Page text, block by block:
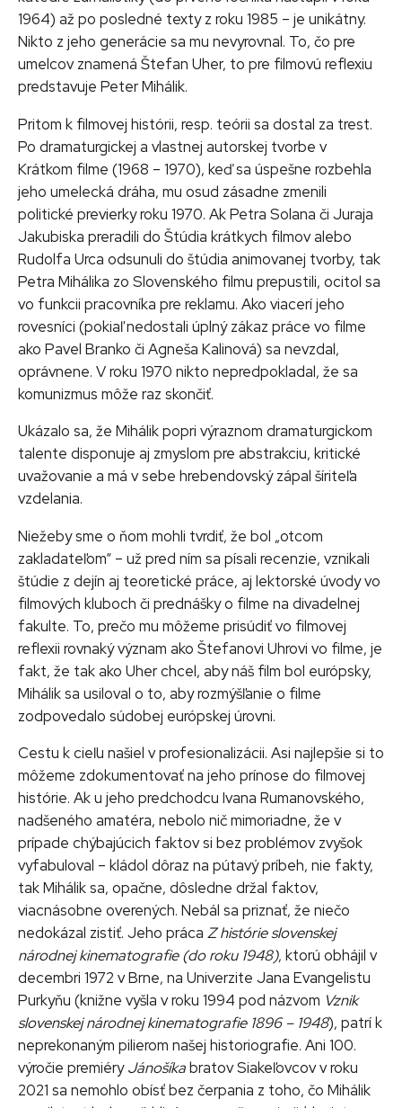
1964) až po posledné texty z roku 1985 – je unikátny.
Nikto z jeho generácie sa mu nevyrovnal. To, čo pre
umelcov znamená Štefan Uher, to pre filmovú reflexiu
predstavuje Peter Mihálik.
Pritom k filmovej histórii, resp. teórii sa dostal za trest.
Po dramaturgickej a vlastnej autorskej tvorbe v
Krátkom filme (1968 – 1970), keď sa úspešne rozbehla
jeho umelecká dráha, mu osud zásadne zmenili
politické previerky roku 1970. Ak Petra Solana či Juraja
Jakubiska preradili do Štúdia krátkych filmov alebo
Rudolfa Urca odsunuli do štúdia animovanej tvorby, tak
Petra Mihálika zo Slovenského filmu prepustili, ocitol sa
vo funkcii pracovníka pre reklamu. Ako viacerí jeho
rovesníci (pokiaľ nedostali úplný zákaz práce vo filme
ako Pavel Branko či Agneša Kalinová) sa nevzdal,
oprávnene. V roku 1970 nikto nepredpokladal, že sa
komunizmus môže raz skončiť.
Ukázalo sa, že Mihálik popri výraznom dramaturgickom
talente disponuje aj zmyslom pre abstrakciu, kritické
uvažovanie a má v sebe hrebendovský zápal šíriteľa
vzdelania.
Niežeby sme o ňom mohli tvrdiť, že bol „otcom
zakladateľom“ – už pred ním sa písali recenzie, vznikali
štúdie z dejín aj teoretické práce, aj lektorské úvody vo
filmových kluboch či prednášky o filme na divadelnej
fakulte. To, prečo mu môžeme prisúdiť vo filmovej
reflexii rovnaký význam ako Štefanovi Uhrovi vo filme, je
fakt, že tak ako Uher chcel, aby náš film bol európsky,
Mihálik sa usiloval o to, aby rozmýšľanie o filme
zodpovedalo súdobej európskej úrovni.
Cestu k cieľu našiel v profesionalizácii. Asi najlepšie si to
môžeme zdokumentovať na jeho prínose do filmovej
histórie. Ak u jeho predchodcu Ivana Rumanovského,
nadšeného amatéra, nebolo nič mimoriadne, že v
prípade chýbajúcich faktov si bez problémov zvyšok
vyfabuloval – kládol dôraz na pútavý príbeh, nie fakty,
tak Mihálik sa, opačne, dôsledne držal faktov,
viacnásobne overených. Nebál sa priznať, že niečo
nedokázal zistiť. Jeho práca Z histórie slovenskej
národnej kinematografie (do roku 1948), ktorú obhájil v
decembri 1972 v Brne, na Univerzite Jana Evangelistu
Purkyňu (knižne vyšla v roku 1994 pod názvom Vznik
slovenskej národnej kinematografie 1896 – 1948), patrí k
neprekonaným pilierom našej historiografie. Ani 100.
výročie premiéryJánošíkabratov Siakeľovcov v roku
2021 sa nemohlo obísť bez čerpania z toho, čo Mihálik